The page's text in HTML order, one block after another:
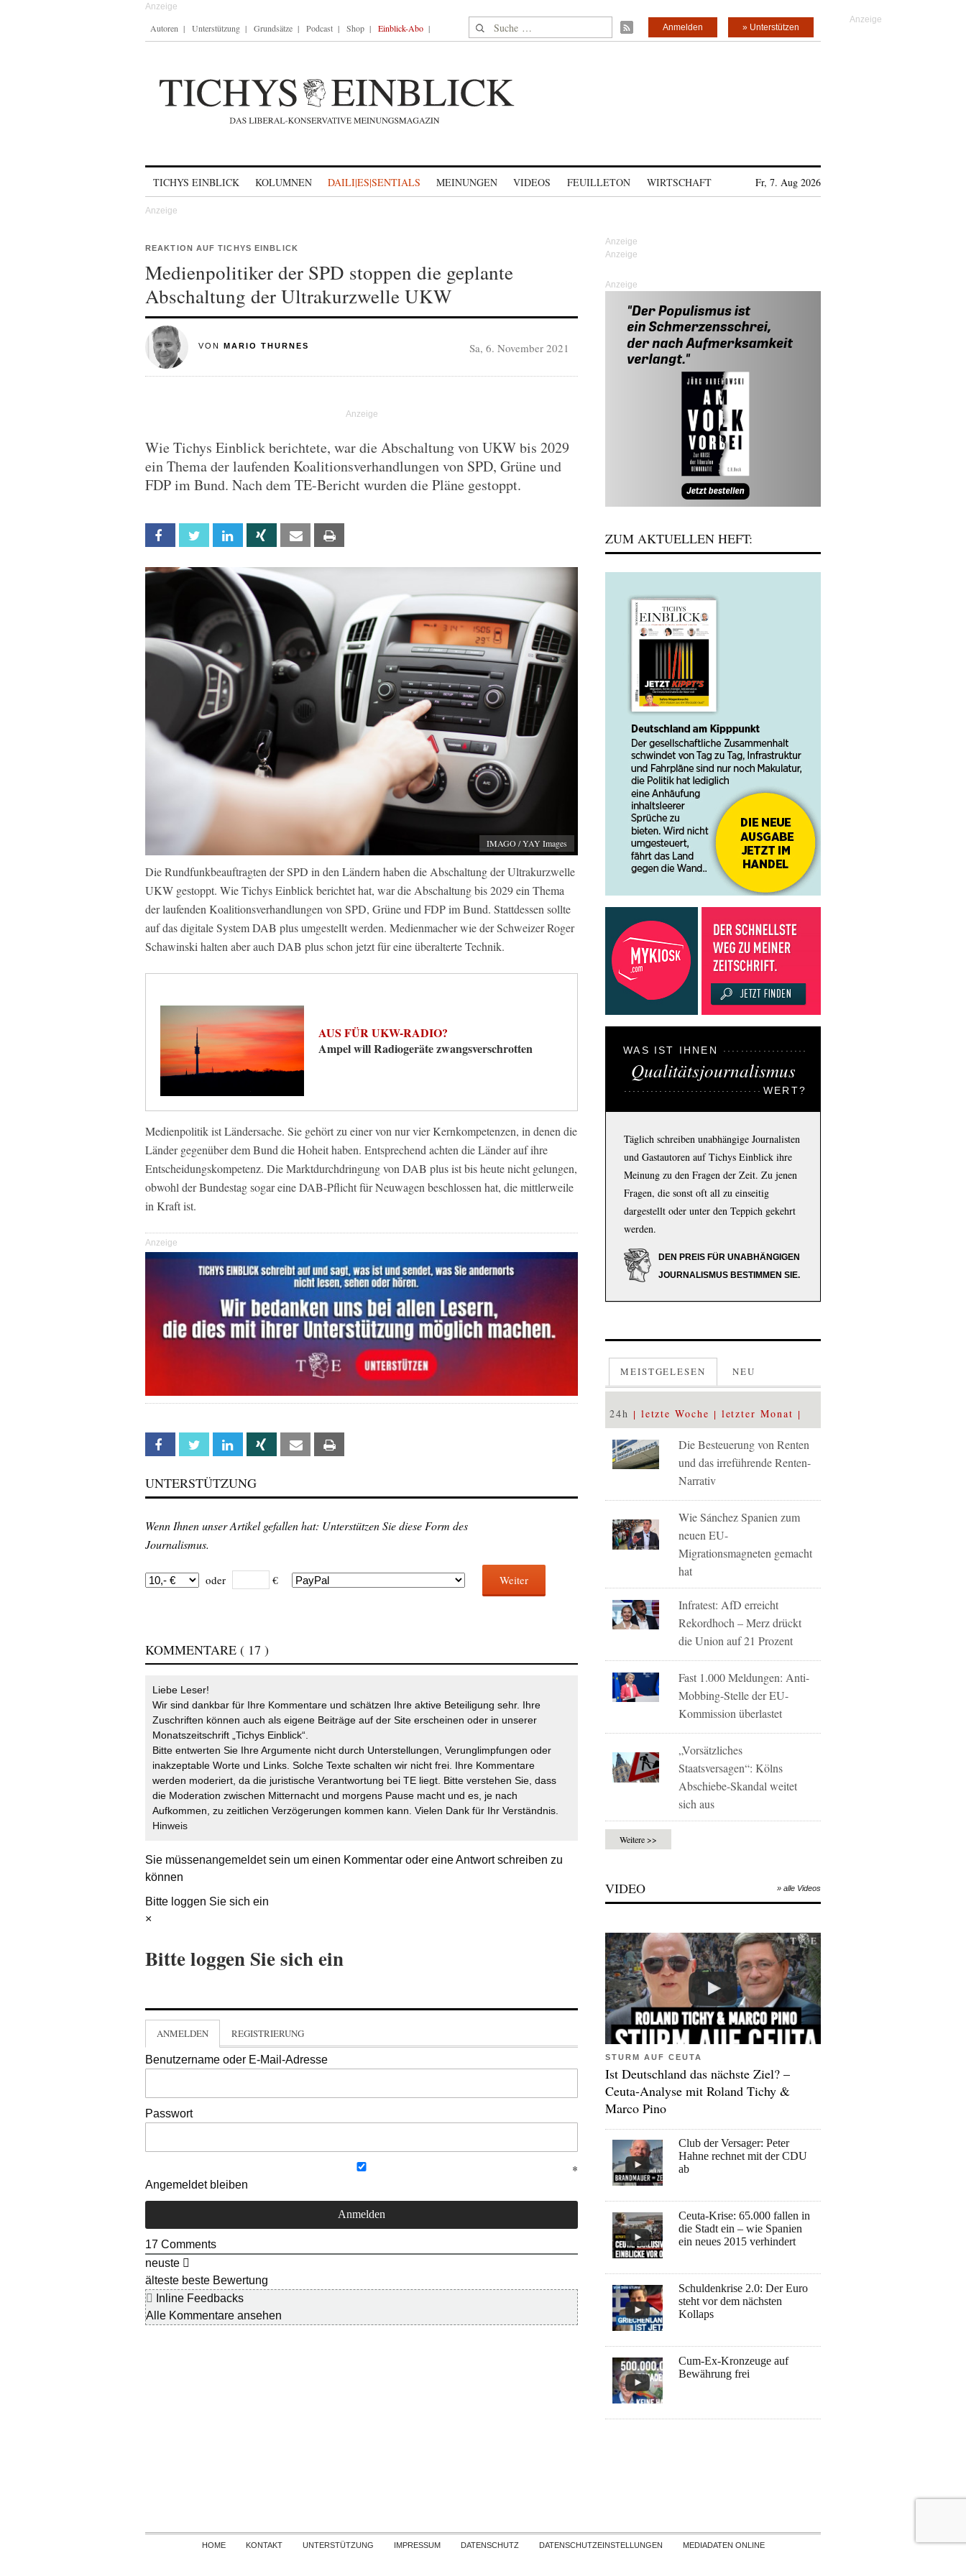
Autoren Unterstützung Grundsätze Podcast Shop Einblick-Abo Suche nach: » Unterstützen
Anmelden
TICHYS EINBLICK KOLUMNEN DAILI|ES|SENTIALS MEINUNGEN VIDEOS FEUILLETON WIRTSCHAFT Fr, 7. Aug 2026
REAKTION AUF TICHYS EINBLICK
Medienpolitiker der SPD stoppen die geplante
Abschaltung der Ultrakurzwelle UKW
VON MARIO THURNES Sa, 6. November 2021
Wie Tichys Einblick berichtete, war die Abschaltung von UKW bis 2029
ein Thema der laufenden Koalitionsverhandlungen von SPD, Grüne und
FDP im Bund. Nach dem TE-Bericht wurden die Pläne gestoppt.
Facebook Twitter Linkedin Xing Email
IMAGO / YAY Images
Die Rundfunkbeauftragten der SPD in den Ländern haben die Abschaltung der Ultrakurzwelle
UKW gestoppt. Wie Tichys Einblick berichtet hat, war die Abschaltung bis 2029 ein Thema
der laufenden Koalitionsverhandlungen von SPD, Grüne und FDP im Bund. Stattdessen sollte
auf das digitale System DAB plus umgestellt werden. Medienmacher wie der Schweizer Roger
Schawinski halten aber auch DAB plus schon jetzt für eine überalterte Technik.
AUS FÜR UKW-RADIO?
Ampel will Radiogeräte zwangsverschrotten
Medienpolitik ist Ländersache. Sie gehört zu einer von nur vier Kernkompetenzen, in denen die
Länder gegenüber dem Bund die Hoheit haben. Entsprechend achten die Länder auf ihre
Entscheidungskompetenz. Die Marktdurchdringung von DAB plus ist bis heute nicht gelungen,
obwohl der Bundestag sogar eine DAB-Pflicht für Neuwagen beschlossen hat, die mittlerweile
in Kraft ist.
Anzeige
Facebook Twitter Linkedin Xing Email
UNTERSTÜTZUNG
Wenn Ihnen unser Artikel gefallen hat: Unterstützen Sie diese Form des
Journalismus.
oder € Weiter
KOMMENTARE ( 17 )
Liebe Leser!
Wir sind dankbar für Ihre Kommentare und schätzen Ihre aktive Beteiligung sehr. Ihre
Zuschriften können auch als eigene Beiträge auf der Site erscheinen oder in unserer
Monatszeitschrift „Tichys Einblick“.
Bitte entwerten Sie Ihre Argumente nicht durch Unterstellungen, Verunglimpfungen oder
inakzeptable Worte und Links. Solche Texte schalten wir nicht frei. Ihre Kommentare
werden moderiert, da die juristische Verantwortung bei TE liegt. Bitte verstehen Sie, dass
die Moderation zwischen Mitternacht und morgens Pause macht und es, je nach
Aufkommen, zu zeitlichen Verzögerungen kommen kann. Vielen Dank für Ihr Verständnis.
Hinweis
Sie müssenangemeldetsein um einen Kommentar oder eine Antwort schreiben zu
können
Bitte loggen Sie sich ein
×
Bitte loggen Sie sich ein
ANMELDEN REGISTRIERUNG
Benutzername oder E-Mail-Adresse
Passwort
Angemeldet bleiben
17 Comments
neuste
älteste beste Bewertung
Inline Feedbacks
Alle Kommentare ansehen
Anzeige
ZUM AKTUELLEN HEFT:
WAS IST IHNEN
Qualitätsjournalismus
WERT?
Täglich schreiben unabhängige Journalisten
und Gastautoren auf Tichys Einblick ihre
Meinung zu den Fragen der Zeit. Zu jenen
Fragen, die sonst oft all zu einseitig
dargestellt oder unter den Teppich gekehrt
werden.
DEN PREIS FÜR UNABHÄNGIGEN
JOURNALISMUS BESTIMMEN SIE.
MEISTGELESEN NEU
24h letzte Woche letzter Monat
Die Besteuerung von Renten
und das irreführende Renten-
Narrativ
Wie Sánchez Spanien zum
neuen EU-
Migrationsmagneten gemacht
hat
Infratest: AfD erreicht
Rekordhoch – Merz drückt
die Union auf 21 Prozent
Fast 1.000 Meldungen: Anti-
Mobbing-Stelle der EU-
Kommission überlastet
„Vorsätzliches
Staatsversagen“: Kölns
Abschiebe-Skandal weitet
sich aus
Weitere >>
VIDEO » alle Videos
STURM AUF CEUTA
Ist Deutschland das nächste Ziel? –
Ceuta-Analyse mit Roland Tichy &
Marco Pino
Club der Versager: Peter
Hahne rechnet mit der CDU
ab
Ceuta-Krise: 65.000 fallen in
die Stadt ein – wie Spanien
ein neues 2015 verhindert
Schuldenkrise 2.0: Der Euro
steht vor dem nächsten
Kollaps
Cum-Ex-Kronzeuge auf
Bewährung frei
Skip to content
HOME KONTAKT UNTERSTÜTZUNG IMPRESSUM DATENSCHUTZ DATENSCHUTZEINSTELLUNGEN
MEDIADATEN ONLINE